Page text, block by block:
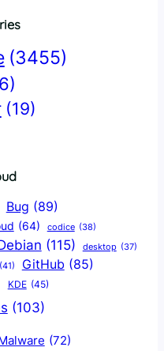
(3455)
(19)
Bug (89)
(64) codice (38)
(115) desktop (37)
(41) GitHub (85)
KDE (45)
(103)
(72)